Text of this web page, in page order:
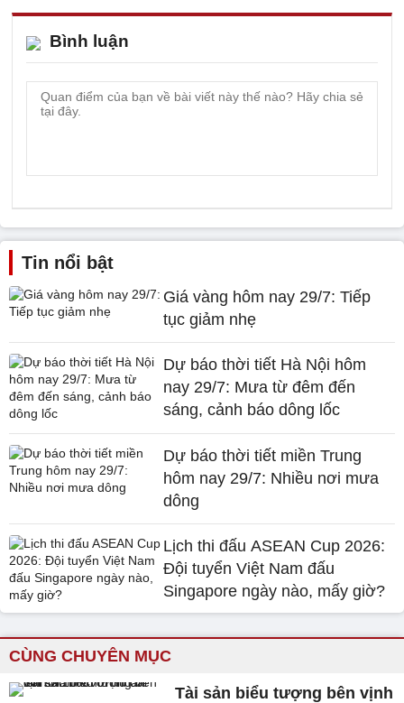
Bình luận
Tin nổi bật
Giá vàng hôm nay 29/7: Tiếp
tục giảm nhẹ
Dự báo thời tiết Hà Nội hôm
nay 29/7: Mưa từ đêm đến
sáng, cảnh báo dông lốc
Dự báo thời tiết miền Trung
hôm nay 29/7: Nhiều nơi mưa
dông
Lịch thi đấu ASEAN Cup 2026:
Đội tuyển Việt Nam đấu
Singapore ngày nào, mấy giờ?
CÙNG CHUYÊN MỤC
Tài sản biểu tượng bên vịnh